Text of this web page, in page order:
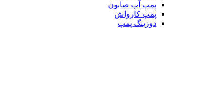
پمپ آب صابون
پمپ کارواش
دوزینگ پمپ